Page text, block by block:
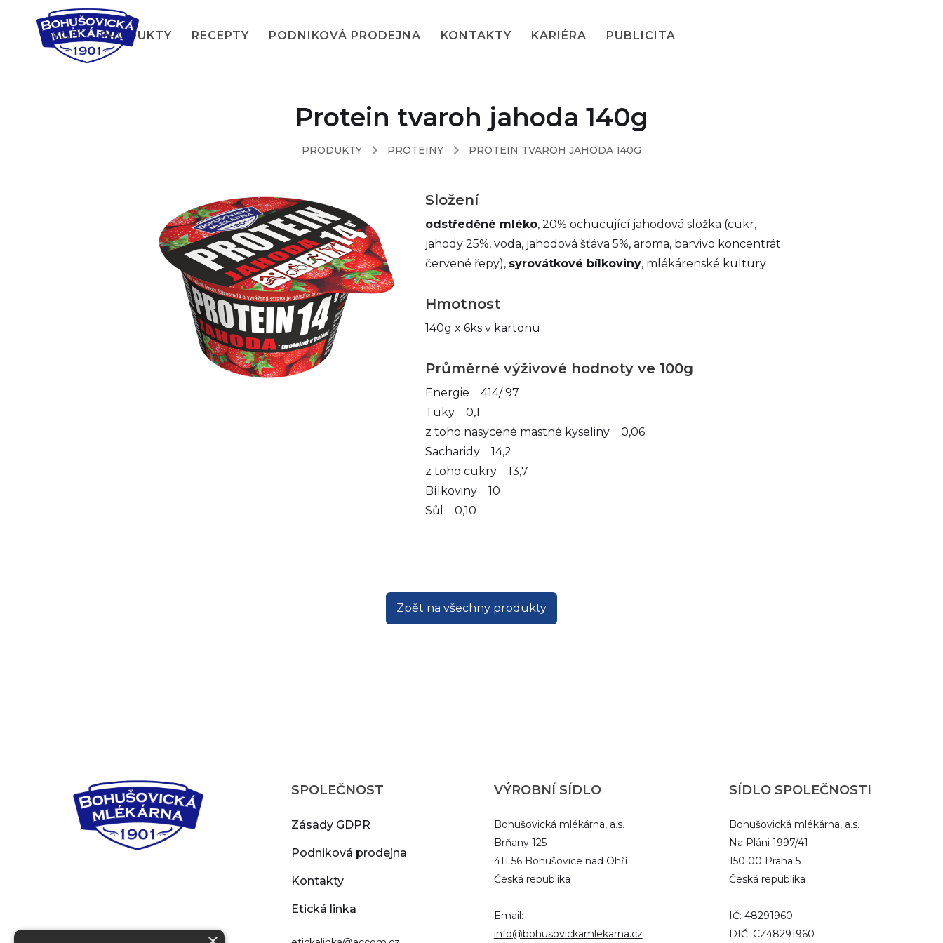
ÚVOD PRODUKTY RECEPTY PODNIKOVÁ PRODEJNA KONTAKTY KARIÉRA PUBLICITA
Protein tvaroh jahoda 140g
PRODUKTY PROTEINY PROTEIN TVAROH JAHODA 140G
Složení
odstředěné mléko, 20% ochucující jahodová složka (cukr,
jahody 25%, voda, jahodová šťáva 5%, aroma, barvivo koncentrát
červené řepy), syrovátkové bílkoviny, mlékárenské kultury
Hmotnost
140g x 6ks v kartonu
Průměrné výživové hodnoty ve 100g
Energie    414/ 97
Tuky    0,1
z toho nasycené mastné kyseliny    0,06
Sacharidy    14,2
z toho cukry    13,7
Bílkoviny    10
Sůl    0,10
Zpět na všechny produkty
SPOLEČNOST
Zásady GDPR
Podniková prodejna
Kontakty
Etická linka
VÝROBNÍ SÍDLO
Bohušovická mlékárna, a.s.
Brňany 125
411 56 Bohušovice nad Ohří
Česká republika
Email:
info@bohusovickamlekarna.cz
SÍDLO SPOLEČNOSTI
Bohušovická mlékárna, a.s.
Na Pláni 1997/41
150 00 Praha 5
Česká republika
IČ: 48291960
DIČ: CZ48291960